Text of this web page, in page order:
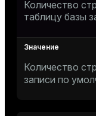
Количество
таблицу базы
Количество
записи по